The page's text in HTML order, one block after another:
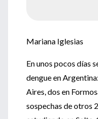
Mariana Iglesias
En unos pocos días
dengue en
Aires, dos en
sospechas de otros